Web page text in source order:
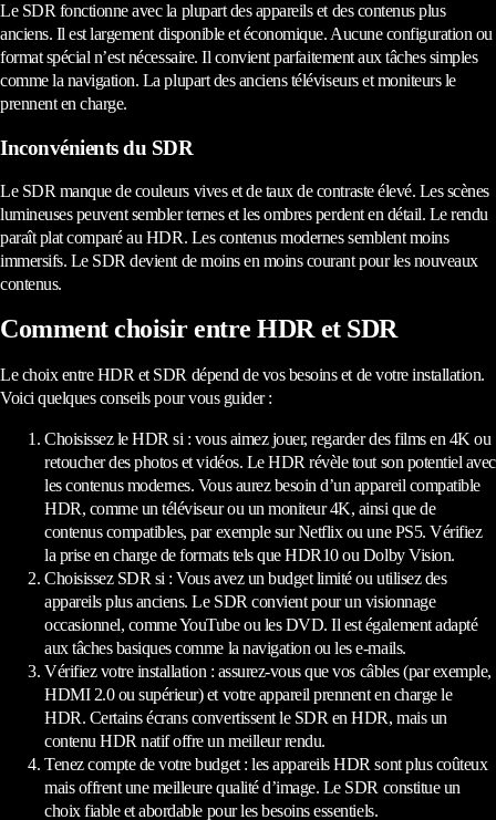
Le SDR fonctionne avec la plupart des appareils et des contenus plus
anciens. Il est largement disponible et économique. Aucune configuration ou
format spécial n’est nécessaire. Il convient parfaitement aux tâches simples
comme la navigation. La plupart des anciens téléviseurs et moniteurs le
prennent en charge.
Inconvénients du SDR
Le SDR manque de couleurs vives et de taux de contraste élevé. Les scènes
lumineuses peuvent sembler ternes et les ombres perdent en détail. Le rendu
paraît plat comparé au HDR. Les contenus modernes semblent moins
immersifs. Le SDR devient de moins en moins courant pour les nouveaux
contenus.
Comment choisir entre HDR et SDR
Le choix entre HDR et SDR dépend de vos besoins et de votre installation.
Voici quelques conseils pour vous guider :
Choisissez le HDR si : vous aimez jouer, regarder des films en 4K ou
retoucher des photos et vidéos. Le HDR révèle tout son potentiel avec
les contenus modernes. Vous aurez besoin d’un appareil compatible
HDR, comme un téléviseur ou un moniteur 4K, ainsi que de
contenus compatibles, par exemple sur Netflix ou une PS5. Vérifiez
la prise en charge de formats tels que HDR10 ou Dolby Vision.
Choisissez SDR si : Vous avez un budget limité ou utilisez des
appareils plus anciens. Le SDR convient pour un visionnage
occasionnel, comme YouTube ou les DVD. Il est également adapté
aux tâches basiques comme la navigation ou les e-mails.
Vérifiez votre installation : assurez-vous que vos câbles (par exemple,
HDMI 2.0 ou supérieur) et votre appareil prennent en charge le
HDR. Certains écrans convertissent le SDR en HDR, mais un
contenu HDR natif offre un meilleur rendu.
Tenez compte de votre budget : les appareils HDR sont plus coûteux
mais offrent une meilleure qualité d’image. Le SDR constitue un
choix fiable et abordable pour les besoins essentiels.